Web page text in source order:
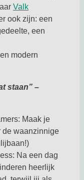
Valk
in een nieuwe tab
ook zijn: een
een
modern
staan” –
Maak je
de waanzinnige
Na een dag
heerlijk